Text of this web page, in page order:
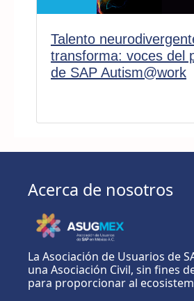
Talento
transforma: voces del
de SAP Autism@work
Acerca de nosotros
La Asociación de Usuarios de
una Asociación Civil, sin fines
para proporcionar al